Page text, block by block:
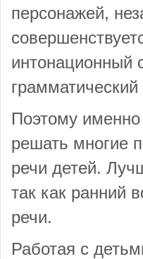
персонажей,
интонационный
грамматический
Поэтому именно
решать многие
речи детей.
так как ранний
речи.
Работая с